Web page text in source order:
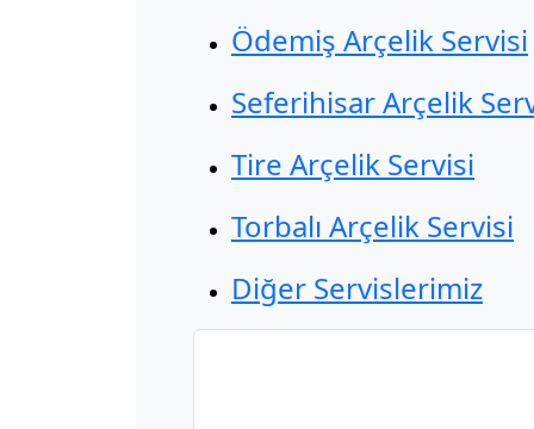
Ödemiş Arçelik Servisi
Seferihisar Arçelik
Tire Arçelik Servisi
Torbalı Arçelik Servisi
Diğer Servislerimiz